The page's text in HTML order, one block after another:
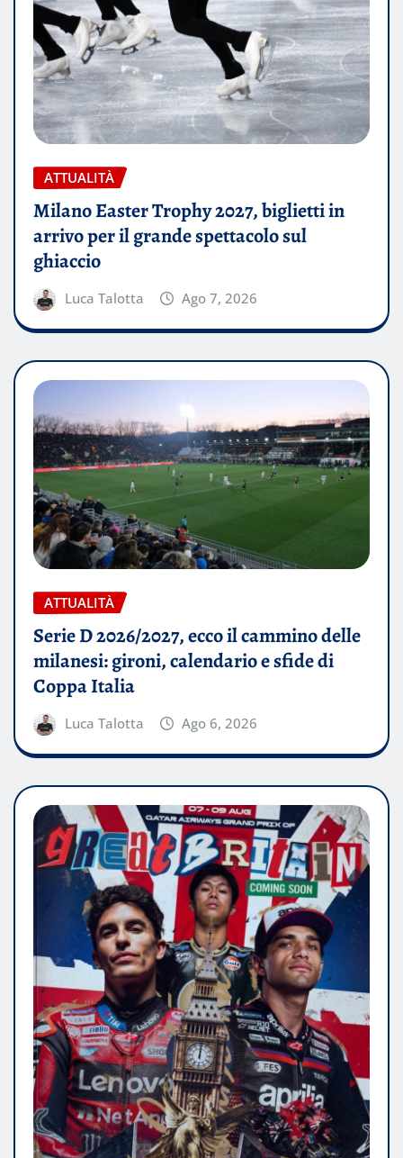
ATTUALITÀ
Milano Easter Trophy 2027, biglietti in
arrivo per il grande spettacolo sul
ghiaccio
Luca Talotta Ago 7, 2026
ATTUALITÀ
Serie D 2026/2027, ecco il cammino delle
milanesi: gironi, calendario e sfide di
Coppa Italia
Luca Talotta Ago 6, 2026